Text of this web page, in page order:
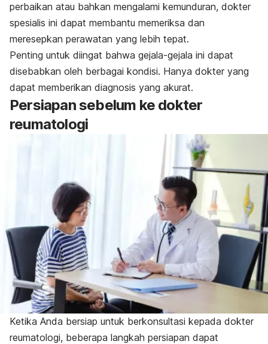
perbaikan atau bahkan mengalami kemunduran, dokter
spesialis ini dapat membantu memeriksa dan
meresepkan perawatan yang lebih tepat.
Penting untuk diingat bahwa gejala-gejala ini dapat
disebabkan oleh berbagai kondisi. Hanya dokter yang
dapat memberikan diagnosis yang akurat.
Persiapan sebelum ke dokter
reumatologi
Ketika Anda bersiap untuk berkonsultasi kepada dokter
reumatologi, beberapa langkah persiapan dapat